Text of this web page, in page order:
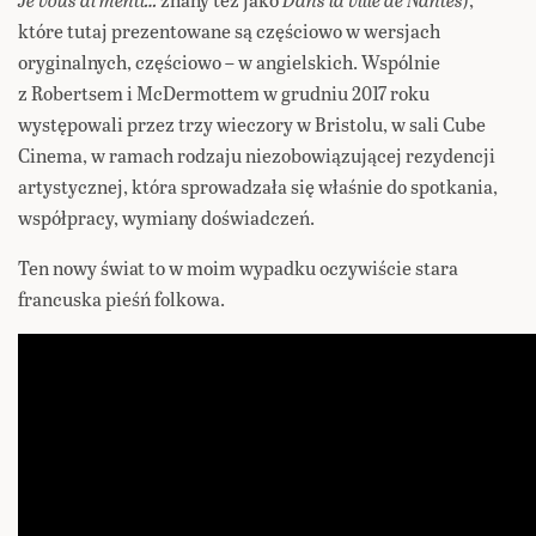
które tutaj prezentowane są częściowo w wersjach
oryginalnych, częściowo – w angielskich. Wspólnie
z Robertsem i McDermottem w grudniu 2017 roku
występowali przez trzy wieczory w Bristolu, w sali Cube
Cinema, w ramach rodzaju niezobowiązującej rezydencji
artystycznej, która sprowadzała się właśnie do spotkania,
współpracy, wymiany doświadczeń.
Ten nowy świat to w moim wypadku oczywiście stara
francuska pieśń folkowa.